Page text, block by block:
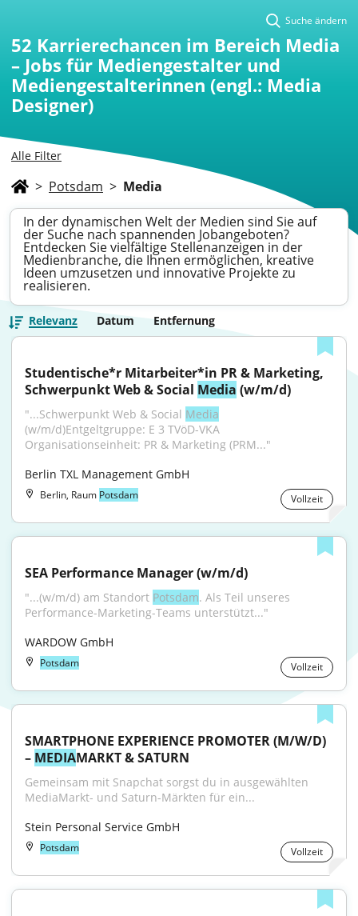
Alle Filter
Suche ändern
52 Karrierechancen im Bereich Media
– Jobs für Mediengestalter und
Mediengestalterinnen (engl.: Media
Designer)
> Potsdam > Media
In der dynamischen Welt der Medien sind Sie auf
der Suche nach spannenden Jobangeboten?
Entdecken Sie vielfältige Stellenanzeigen in der
Medienbranche, die Ihnen ermöglichen, kreative
Ideen umzusetzen und innovative Projekte zu
realisieren.
Relevanz Datum Entfernung
Studentische*r Mitarbeiter*in PR & Marketing,
Schwerpunkt Web & Social Media (w/m/d)
"...Schwerpunkt Web & Social Media
(w/m/d)Entgeltgruppe: E 3 TVöD-VKA
Organisationseinheit: PR & Marketing (PRM..."
Berlin TXL Management GmbH
Berlin, Raum Potsdam Vollzeit
SEA Performance Manager (w/m/d)
"...(w/m/d) am Standort Potsdam. Als Teil unseres
Performance-Marketing-Teams unterstützt..."
WARDOW GmbH
Potsdam Vollzeit
SMARTPHONE EXPERIENCE PROMOTER (M/W/D)
– MEDIAMARKT & SATURN
Gemeinsam mit Snapchat sorgst du in ausgewählten
MediaMarkt- und Saturn-Märkten für ein...
Stein Personal Service GmbH
Potsdam Vollzeit